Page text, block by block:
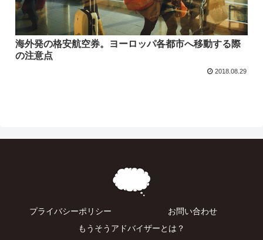
海外発の格安航空券。ヨーロッパ各都市へ移動する際
の注意点
2018.08.29
プライバシーポリシー
お問い合わせ
もうそうアドバイザーとは？